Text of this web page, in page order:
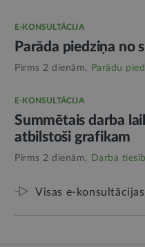
E-KONSULTĀCIJA
Parāda piedziņa no
Pirms 2 dienām, Parādu
E-KONSULTĀCIJA
Summētais darba
atbilstoši grafikam
Pirms 2 dienām, Darba
Visas e-konsultācijas